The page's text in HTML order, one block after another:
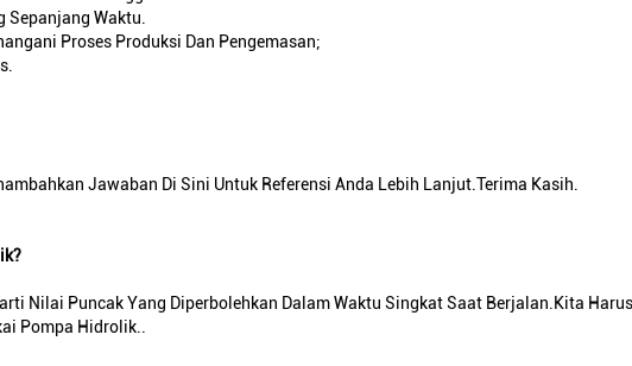
Sepanjang Waktu.
Proses Produksi Dan Pengemasan;
Jawaban Di Sini Untuk Referensi Anda Lebih Lanjut.Terima Kasih.
Nilai Puncak Yang Diperbolehkan Dalam Waktu Singkat Saat Berjalan.Kita
Pompa Hidrolik..